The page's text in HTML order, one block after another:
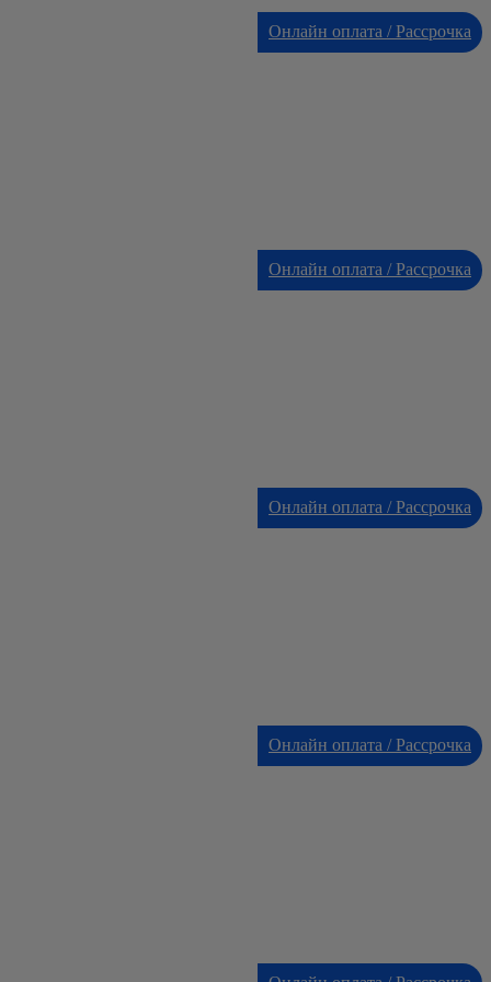
Онлайн оплата / Рассрочка
Онлайн оплата / Рассрочка
Онлайн оплата / Рассрочка
Онлайн оплата / Рассрочка